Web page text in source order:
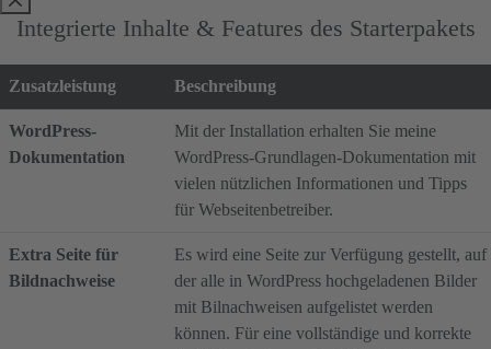
Integrierte Inhalte & Features des Starterpakets
Zusatzleistung Beschreibung
WordPress-
Dokumentation
Mit der Installation erhalten Sie meine
WordPress-Grundlagen-Dokumentation mit
vielen nützlichen Informationen und Tipps
für Webseitenbetreiber.
Extra Seite für
Bildnachweise
Es wird eine Seite zur Verfügung gestellt, auf
der alle in WordPress hochgeladenen Bilder
mit Bilnachweisen aufgelistet werden
können. Für eine vollständige und korrekte